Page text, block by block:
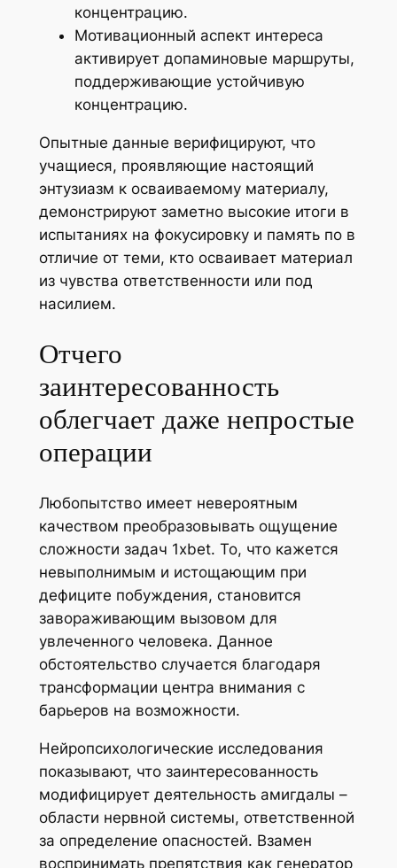
концентрацию.
Мотивационный аспект интереса
активирует допаминовые маршруты,
поддерживающие устойчивую
концентрацию.
Опытные данные верифицируют, что
учащиеся, проявляющие настоящий
энтузиазм к осваиваемому материалу,
демонстрируют заметно высокие итоги в
испытаниях на фокусировку и память по в
отличие от теми, кто осваивает материал
из чувства ответственности или под
насилием.
Отчего
заинтересованность
облегчает даже непростые
операции
Любопытство имеет невероятным
качеством преобразовывать ощущение
сложности задач 1xbet. То, что кажется
невыполнимым и истощающим при
дефиците побуждения, становится
завораживающим вызовом для
увлеченного человека. Данное
обстоятельство случается благодаря
трансформации центра внимания с
барьеров на возможности.
Нейропсихологические исследования
показывают, что заинтересованность
модифицирует деятельность амигдалы –
области нервной системы, ответственной
за определение опасностей. Взамен
воспринимать препятствия как генератор